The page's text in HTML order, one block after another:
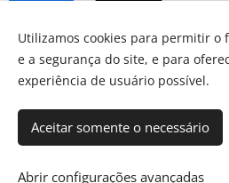
© 2024 JBarretos
Utilizamos cookies para permitir o
e a segurança do site, e para
experiência de usuário possível.
Aceitar somente o necessário
Abrir configurações avançadas